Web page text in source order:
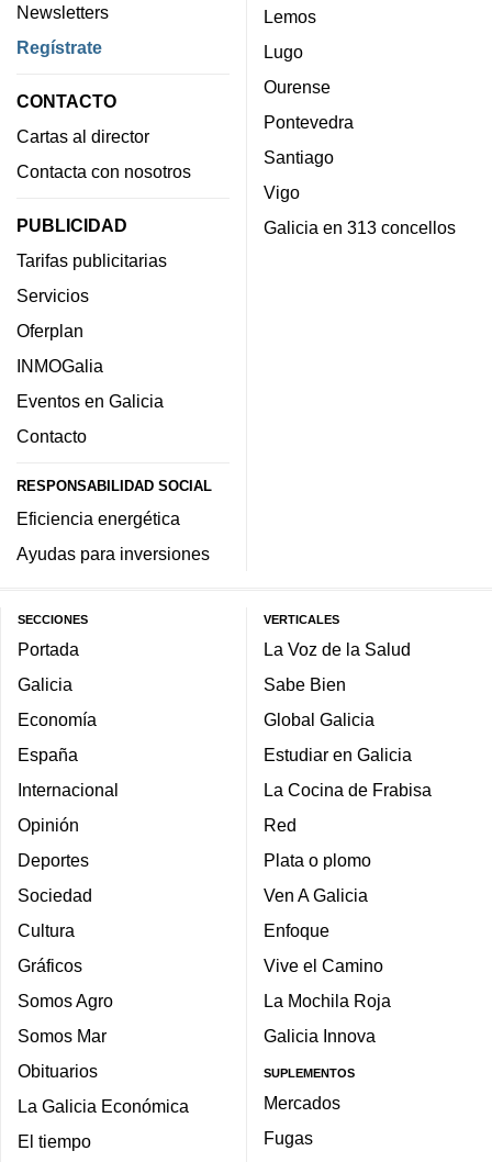
Newsletters
Regístrate
CONTACTO
Cartas al director
Contacta con nosotros
PUBLICIDAD
Tarifas publicitarias
Servicios
Oferplan
INMOGalia
Eventos en Galicia
Contacto
RESPONSABILIDAD SOCIAL
Eficiencia energética
Ayudas para inversiones
Lemos
Lugo
Ourense
Pontevedra
Santiago
Vigo
Galicia en 313 concellos
SECCIONES
Portada
Galicia
Economía
España
Internacional
Opinión
Deportes
Sociedad
Cultura
Gráficos
Somos Agro
Somos Mar
Obituarios
La Galicia Económica
El tiempo
VERTICALES
La Voz de la Salud
Sabe Bien
Global Galicia
Estudiar en Galicia
La Cocina de Frabisa
Red
Plata o plomo
Ven A Galicia
Enfoque
Vive el Camino
La Mochila Roja
Galicia Innova
SUPLEMENTOS
Mercados
Fugas